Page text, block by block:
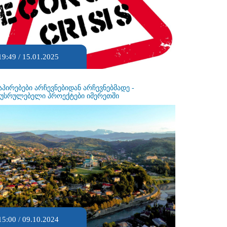
/ 15.01.2025
არჩევნებიდან არჩევნებმადე -
პროექტები იმერეთში
/ 09.10.2024